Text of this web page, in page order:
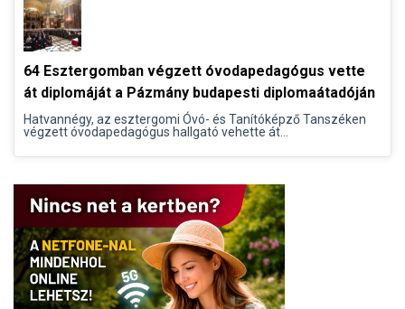
64 Esztergomban végzett óvodapedagógus vette
át diplomáját a Pázmány budapesti diplomaátadóján
Hatvannégy, az esztergomi Óvó- és Tanítóképző Tanszéken
végzett óvodapedagógus hallgató vehette át...